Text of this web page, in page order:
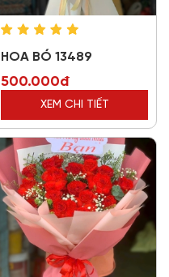
HOA BÓ 13489
500.000đ
XEM CHI TIẾT